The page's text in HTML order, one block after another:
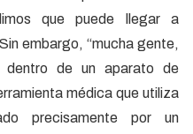
que puede llegar a
embargo, “mucha gente,
dentro de un aparato de
médica que utiliza
precisamente por un